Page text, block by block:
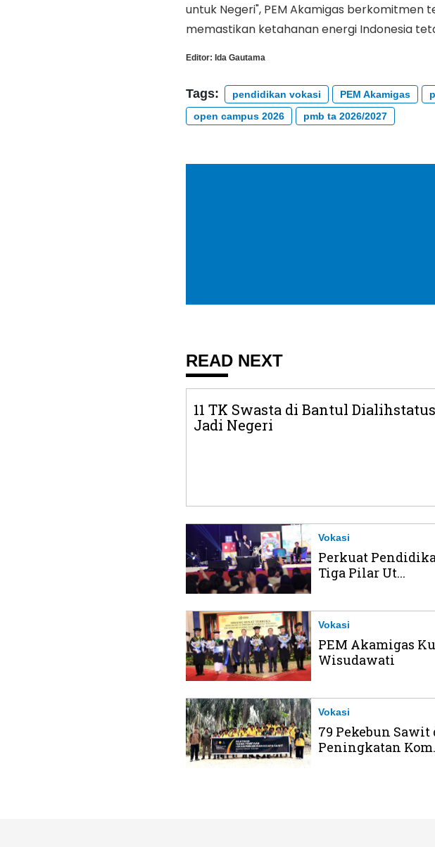
untuk Negeri", PEM Akamigas
memastikan ketahanan energi Indonesia
Editor: Ida Gautama
Tags: pendidikan vokasi PEM Akamigas
open campus 2026
pmb ta 2026/2027
READ NEXT
11 TK Swasta di Bantul
Jadi Negeri
Vokasi
Perkuat
Tiga Pilar Ut...
Vokasi
PEM Akamigas
Wisudawati
Vokasi
79 Pekebun
Peningkatan